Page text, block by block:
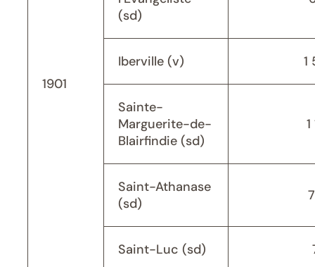
1901
(sd)
Iberville (v) 1
Sainte-
Marguerite-de-
Blairfindie (sd)
1
Saint-Athanase
(sd)
Saint-Luc (sd)